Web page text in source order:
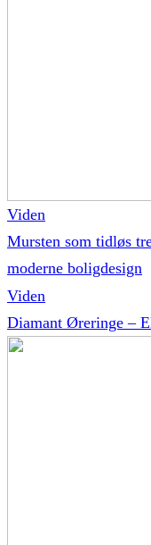
Viden
Mursten som tidløs
moderne boligdesign
Viden
Diamant Øreringe –